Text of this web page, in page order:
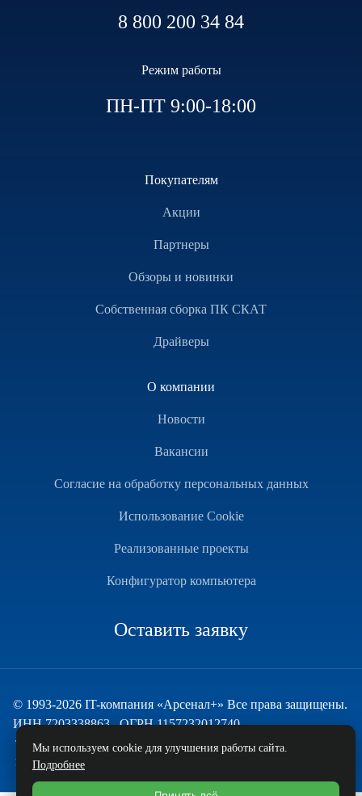
8 800 200 34 84
Режим работы
ПН-ПТ 9:00-18:00
Покупателям
Акции
Партнеры
Обзоры и новинки
Собственная сборка ПК СКАТ
Драйверы
О компании
Новости
Вакансии
Согласие на обработку персональных данных
Использование Cookie
Реализованные проекты
Конфигуратор компьютера
Оставить заявку
© 1993-2026 IT-компания «Арсенал+» Все права защищены.
ИНН 7203338863 , ОГРН 1157232012740
Техническая поддержка
и развитие — ECHO
Мы используем cookie для улучшения работы сайта.
Подробнее